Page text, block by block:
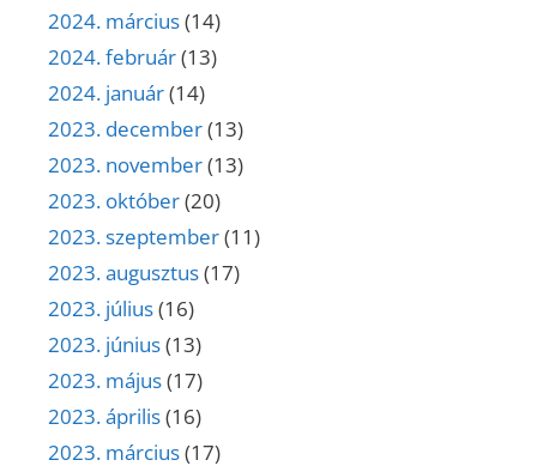
2024. március(14)
2024. február(13)
2024. január(14)
2023. december(13)
2023. november(13)
2023. október(20)
2023. szeptember(11)
2023. augusztus(17)
2023. július(16)
2023. június(13)
2023. május(17)
2023. április(16)
2023. március(17)